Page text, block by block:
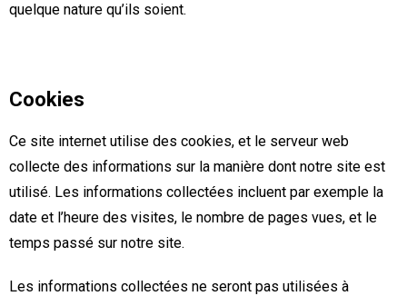
quelque nature qu’ils soient.
Cookies
Ce site internet utilise des cookies, et le serveur web
collecte des informations sur la manière dont notre site est
utilisé. Les informations collectées incluent par exemple la
date et l’heure des visites, le nombre de pages vues, et le
temps passé sur notre site.
Les informations collectées ne seront pas utilisées à